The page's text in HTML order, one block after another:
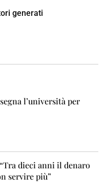
generati
l’università per
dieci anni il denaro
servire più”